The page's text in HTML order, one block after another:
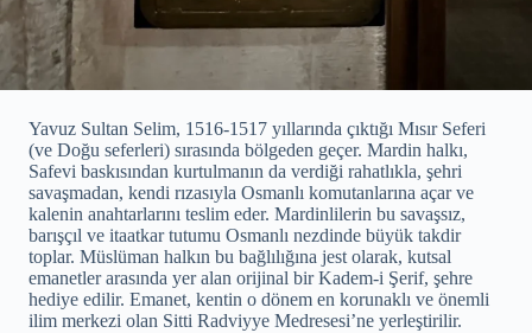
Yavuz Sultan Selim, 1516-1517 yıllarında çıktığı Mısır Seferi
(ve Doğu seferleri) sırasında bölgeden geçer. Mardin halkı,
Safevi baskısından kurtulmanın da verdiği rahatlıkla, şehri
savaşmadan, kendi rızasıyla Osmanlı komutanlarına açar ve
kalenin anahtarlarını teslim eder. Mardinlilerin bu savaşsız,
barışçıl ve itaatkar tutumu Osmanlı nezdinde büyük takdir
toplar. Müslüman halkın bu bağlılığına jest olarak, kutsal
emanetler arasında yer alan orijinal bir Kadem-i Şerif, şehre
hediye edilir. Emanet, kentin o dönem en korunaklı ve önemli
ilim merkezi olan Sitti Radviyye Medresesi’ne yerleştirilir.